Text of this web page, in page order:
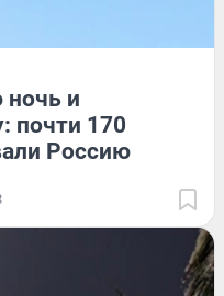
и
почти 170
Россию